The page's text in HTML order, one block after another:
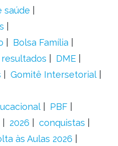
saúde
Bolsa Família
resultados
DME
Gomitê Intersetorial
PBF
2026
conquistas
às Aulas 2026